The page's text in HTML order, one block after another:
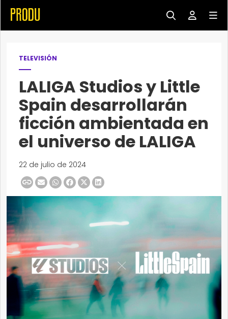
TELEVISIÓN
LALIGA Studios y Little
Spain desarrollarán
ficción ambientada en
el universo de LALIGA
22 de julio de 2024